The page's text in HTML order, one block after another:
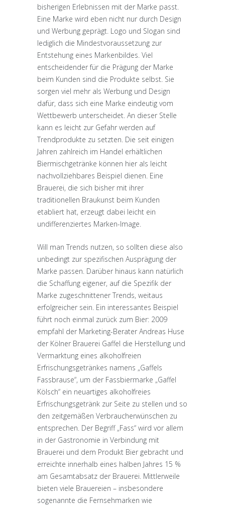
bisherigen Erlebnissen mit der Marke passt.
Eine Marke wird eben nicht nur durch Design
und Werbung geprägt. Logo und Slogan sind
lediglich die Mindestvoraussetzung zur
Entstehung eines Markenbildes. Viel
entscheidender für die Prägung der Marke
beim Kunden sind die Produkte selbst. Sie
sorgen viel mehr als Werbung und Design
dafür, dass sich eine Marke eindeutig vom
Wettbewerb unterscheidet. An dieser Stelle
kann es leicht zur Gefahr werden auf
Trendprodukte zu setzten. Die seit einigen
Jahren zahlreich im Handel erhältlichen
Biermischgetränke können hier als leicht
nachvollziehbares Beispiel dienen. Eine
Brauerei, die sich bisher mit ihrer
traditionellen Braukunst beim Kunden
etabliert hat, erzeugt dabei leicht ein
undifferenziertes Marken-Image.
Will man Trends nutzen, so sollten diese also
unbedingt zur spezifischen Ausprägung der
Marke passen. Darüber hinaus kann natürlich
die Schaffung eigener, auf die Spezifik der
Marke zugeschnittener Trends, weitaus
erfolgreicher sein. Ein interessantes Beispiel
führt noch einmal zurück zum Bier: 2009
empfahl der Marketing-Berater Andreas Huse
der Kölner Brauerei Gaffel die Herstellung und
Vermarktung eines alkoholfreien
Erfrischungsgetränkes namens „Gaffels
Fassbrause“, um der Fassbiermarke „Gaffel
Kölsch“ ein neuartiges alkoholfreies
Erfrischungsgetränk zur Seite zu stellen und so
den zeitgemäßen Verbraucherwünschen zu
entsprechen. Der Begriff „Fass“ wird vor allem
in der Gastronomie in Verbindung mit
Brauerei und dem Produkt Bier gebracht und
erreichte innerhalb eines halben Jahres 15 %
am Gesamtabsatz der Brauerei. Mittlerweile
bieten viele Brauereien – insbesondere
sogenannte die Fernsehmarken wie